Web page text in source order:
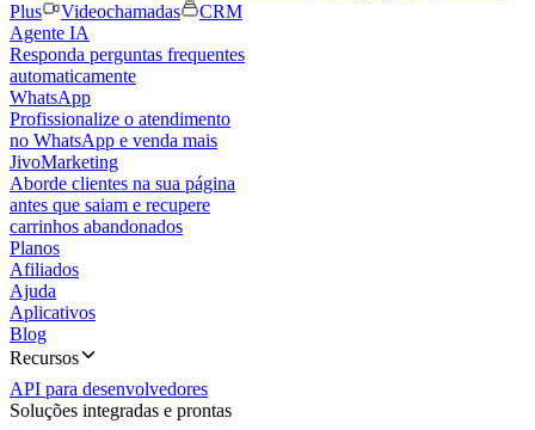
Plus
Videochamadas
CRM
Agente IA
Responda perguntas frequentes
automaticamente
WhatsApp
Profissionalize o atendimento
no WhatsApp e venda mais
JivoMarketing
Aborde clientes na sua página
antes que saiam e recupere
carrinhos abandonados
Planos
Afiliados
Ajuda
Aplicativos
Blog
Recursos
API para desenvolvedores
Soluções integradas e prontas